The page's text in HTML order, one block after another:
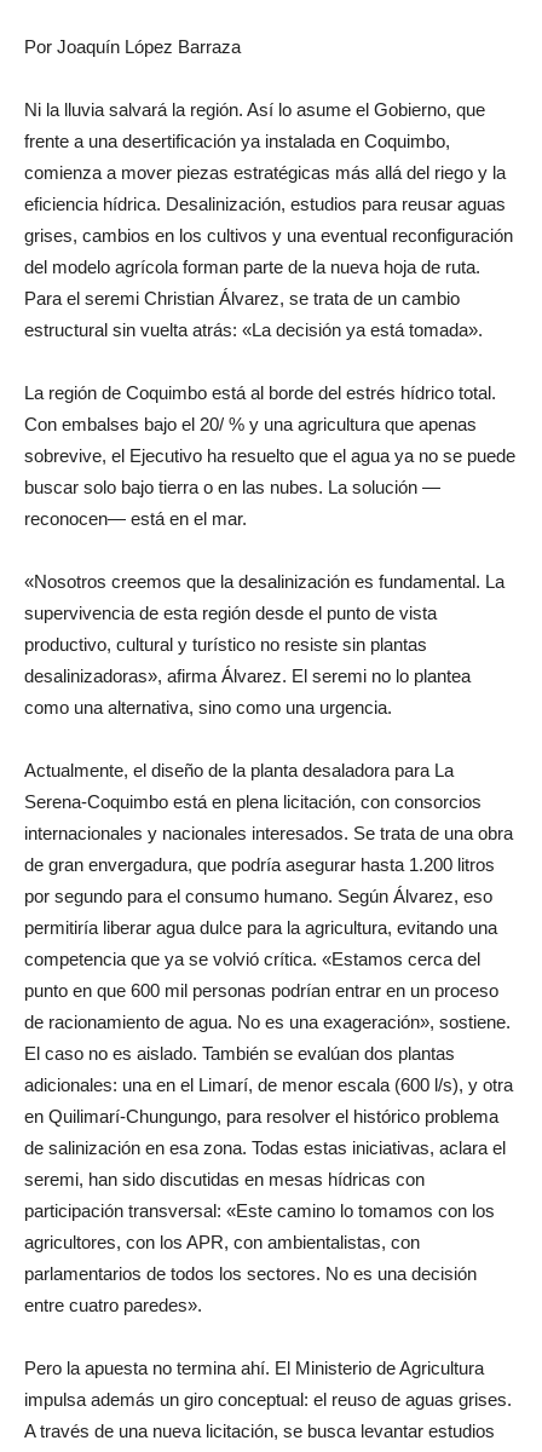
Por Joaquín López Barraza
Ni la lluvia salvará la región. Así lo asume el Gobierno, que
frente a una desertificación ya instalada en Coquimbo,
comienza a mover piezas estratégicas más allá del riego y la
eficiencia hídrica. Desalinización, estudios para reusar aguas
grises, cambios en los cultivos y una eventual reconfiguración
del modelo agrícola forman parte de la nueva hoja de ruta.
Para el seremi Christian Álvarez, se trata de un cambio
estructural sin vuelta atrás: «La decisión ya está tomada».
La región de Coquimbo está al borde del estrés hídrico total.
Con embalses bajo el 20/ % y una agricultura que apenas
sobrevive, el Ejecutivo ha resuelto que el agua ya no se puede
buscar solo bajo tierra o en las nubes. La solución —
reconocen— está en el mar.
«Nosotros creemos que la desalinización es fundamental. La
supervivencia de esta región desde el punto de vista
productivo, cultural y turístico no resiste sin plantas
desalinizadoras», afirma Álvarez. El seremi no lo plantea
como una alternativa, sino como una urgencia.
Actualmente, el diseño de la planta desaladora para La
Serena-Coquimbo está en plena licitación, con consorcios
internacionales y nacionales interesados. Se trata de una obra
de gran envergadura, que podría asegurar hasta 1.200 litros
por segundo para el consumo humano. Según Álvarez, eso
permitiría liberar agua dulce para la agricultura, evitando una
competencia que ya se volvió crítica. «Estamos cerca del
punto en que 600 mil personas podrían entrar en un proceso
de racionamiento de agua. No es una exageración», sostiene.
El caso no es aislado. También se evalúan dos plantas
adicionales: una en el Limarí, de menor escala (600 l/s), y otra
en Quilimarí-Chungungo, para resolver el histórico problema
de salinización en esa zona. Todas estas iniciativas, aclara el
seremi, han sido discutidas en mesas hídricas con
participación transversal: «Este camino lo tomamos con los
agricultores, con los APR, con ambientalistas, con
parlamentarios de todos los sectores. No es una decisión
entre cuatro paredes».
Pero la apuesta no termina ahí. El Ministerio de Agricultura
impulsa además un giro conceptual: el reuso de aguas grises.
A través de una nueva licitación, se busca levantar estudios